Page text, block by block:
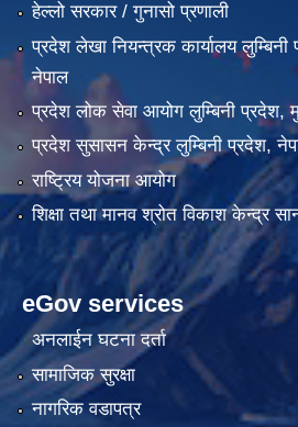
हेल्लो सरकार / गुनासो प्रणाली
प्रदेश लेखा नियन्त्रक कार्यालय
नेपाल
प्रदेश लोक सेवा आयोग लुम्बिनी प्रदेश,
प्रदेश सुसासन केन्द्र लुम्बिनी प्रदेश,
राष्ट्रिय योजना आयोग
शिक्षा तथा मानव श्रोत विकाश केन्द्र
eGov services
अनलाईन घटना दर्ता
सामाजिक सुरक्षा
नागरिक वडापत्र